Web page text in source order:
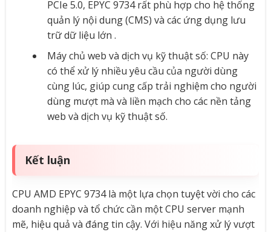
PCIe 5.0, EPYC 9734 rất phù hợp cho hệ thống
quản lý nội dung (CMS) và các ứng dụng lưu
trữ dữ liệu lớn .
Máy chủ web và dịch vụ kỹ thuật số: CPU này
có thể xử lý nhiều yêu cầu của người dùng
cùng lúc, giúp cung cấp trải nghiệm cho người
dùng mượt mà và liền mạch cho các nền tảng
web và dịch vụ kỹ thuật số.
Kết luận
CPU AMD EPYC 9734 là một lựa chọn tuyệt vời cho các
doanh nghiệp và tổ chức cần một CPU server mạnh
mẽ, hiệu quả và đáng tin cậy. Với hiệu năng xử lý vượt